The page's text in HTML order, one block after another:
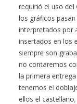
requirió el uso
los gráficos
interpretados por
insertados en los
siempre son
no contaremos
la primera
tenemos el
ellos el